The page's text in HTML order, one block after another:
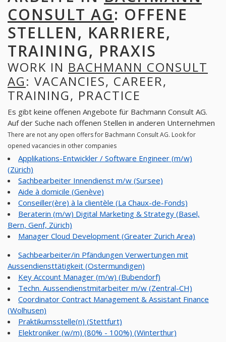
CONSULT AG: OFFENE
STELLEN, KARRIERE,
TRAINING, PRAXIS
WORK IN BACHMANN CONSULT
AG: VACANCIES, CAREER,
TRAINING, PRACTICE
Es gibt keine offenen Angebote für Bachmann Consult AG.
Auf der Suche nach offenen Stellen in anderen Unternehmen
There are not any open offers for Bachmann Consult AG. Look for
opened vacancies in other companies
Applikations-Entwickler / Software Engineer (m/w)
(Zürich)
Sachbearbeiter Innendienst m/w (Sursee)
Aide à domicile (Genève)
Conseiller(ère) à la clientèle (La Chaux-de-Fonds)
Beraterin (m/w) Digital Marketing & Strategy (Basel,
Bern, Genf, Zürich)
Manager Cloud Development (Greater Zurich Area)
Sachbearbeiter/in Pfändungen Verwertungen mit
Aussendiensttätigkeit (Ostermundigen)
Key Account Manager (m/w) (Bubendorf)
Techn. Aussendienstmitarbeiter m/w (Zentral-CH)
Coordinator Contract Management & Assistant Finance
(Wolhusen)
Praktikumsstelle(n) (Stettfurt)
Elektroniker (w/m) (80% - 100%) (Winterthur)